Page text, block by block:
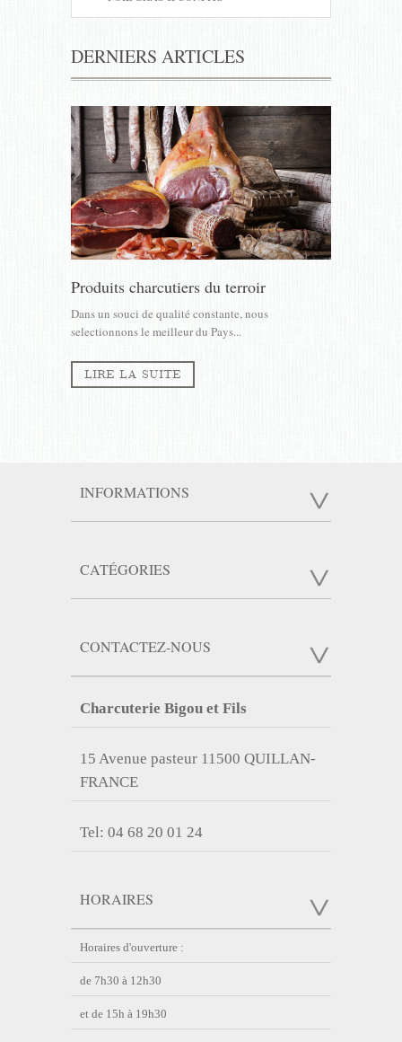
DERNIERS ARTICLES
Produits charcutiers du terroir
Dans un souci de qualité constante, nous
selectionnons le meilleur du Pays...
LIRE LA SUITE
INFORMATIONS
CATÉGORIES
CONTACTEZ-NOUS
Charcuterie Bigou et Fils
15 Avenue pasteur 11500 QUILLAN-
FRANCE
Tel: 04 68 20 01 24
HORAIRES
Horaires d'ouverture :
de 7h30 à 12h30
et de 15h à 19h30